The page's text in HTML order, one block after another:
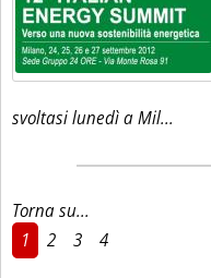
svoltasi lunedì a Mil...
Torna su...
1
2 3 4